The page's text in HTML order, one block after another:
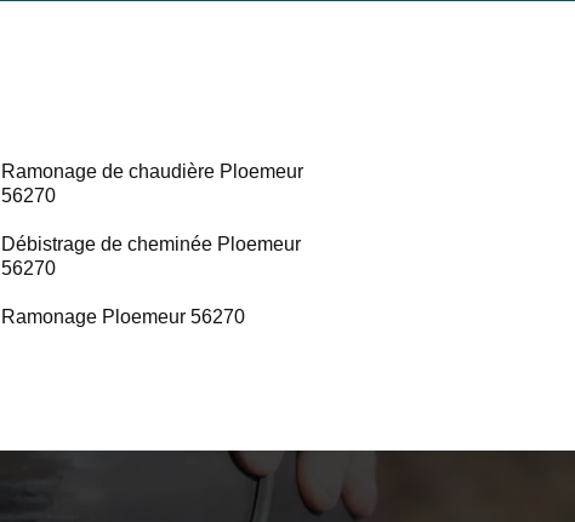
Ramonage de chaudière Ploemeur
56270
Débistrage de cheminée Ploemeur
56270
Ramonage Ploemeur 56270